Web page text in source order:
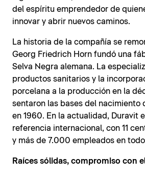
del espíritu emprendedor de
innovar y abrir nuevos caminos.
La historia de la compañía se
Georg Friedrich Horn fundó una
Selva Negra alemana. La
productos sanitarios y la
porcelana a la producción en la
sentaron las bases del nacimiento
en 1960. En la actualidad, Duravit
referencia internacional, con 11
y más de 7.000 empleados en
Raíces sólidas, compromiso con